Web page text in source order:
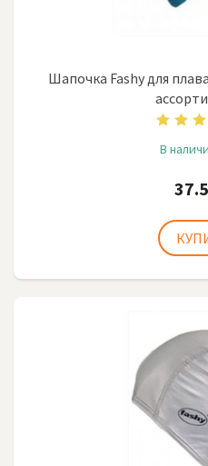
Шапочка Fashy для
В